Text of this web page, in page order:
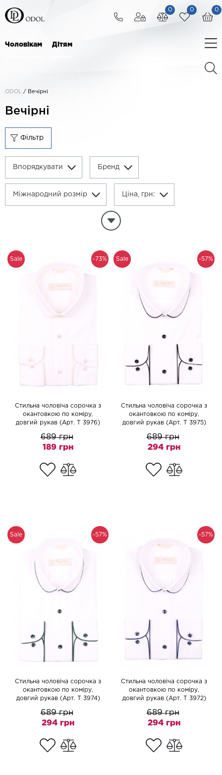
0
0
0
Чоловікам Дітям
ODOL / Вечірні
Вечірні
Фільтр
Впорядкувати Бренд
Міжнародний розмір Ціна, грн:
-73%
Sale
Стильна чоловіча сорочка з
окантовкою по коміру,
довгий рукав (Арт. T 3976)
689 грн
189 грн
-57%
Sale
Стильна чоловіча сорочка з
окантовкою по коміру,
довгий рукав (Арт. T 3975)
689 грн
294 грн
-57%
Sale
Cтильна чоловіча сорочка з
окантовкою по коміру,
довгий рукав (Арт. T 3974)
689 грн
294 грн
-57%
Cтильна чоловіча сорочка з
окантовкою по коміру,
довгий рукав (Арт. T 3972)
689 грн
294 грн